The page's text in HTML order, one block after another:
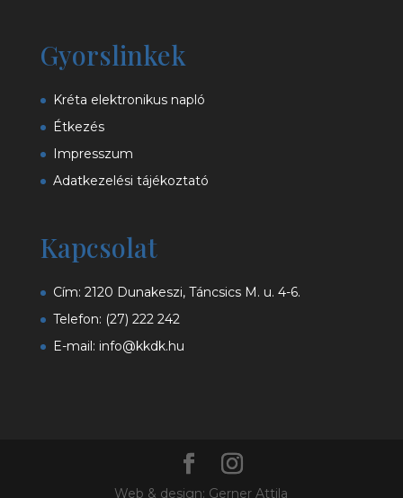
Gyorslinkek
Kréta elektronikus napló
Étkezés
Impresszum
Adatkezelési tájékoztató
Kapcsolat
Cím: 2120 Dunakeszi, Táncsics M. u. 4-6.
Telefon: (27) 222 242
E-mail: info@kkdk.hu
Web & design: Gerner Attila